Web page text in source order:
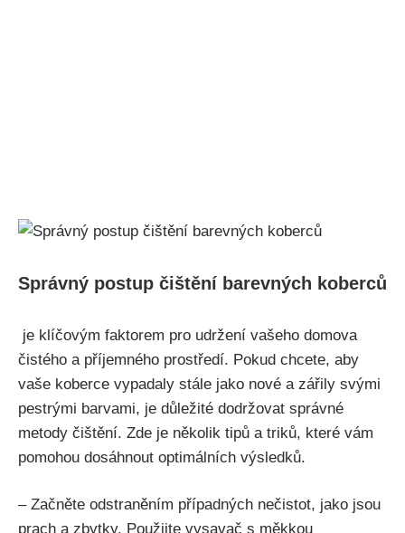
Správný postup čištění barevných koberců
⁤ je klíčovým ‌faktorem pro udržení⁣ vašeho domova
⁤čistého a​ příjemného prostředí. Pokud‍ chcete, ⁢aby
vaše koberce vypadaly stále jako nové a zářily svými
pestrými barvami, je ⁤důležité dodržovat‍ správné
metody čištění. Zde ⁢je několik tipů a triků, ⁢které vám
pomohou⁣ dosáhnout optimálních výsledků.
– Začněte odstraněním případných nečistot, jako ‍jsou
⁣prach⁣ a⁣ zbytky. Použijte​ vysavač s měkkou⁢